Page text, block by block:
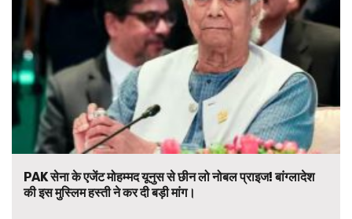
PAK सेना के एजेंट मोहम्मद यूनुस से छीन लो नोबल प्राइज! बांग्लादेश
की इस मुस्लिम हस्ती ने कर दी बड़ी मांग।